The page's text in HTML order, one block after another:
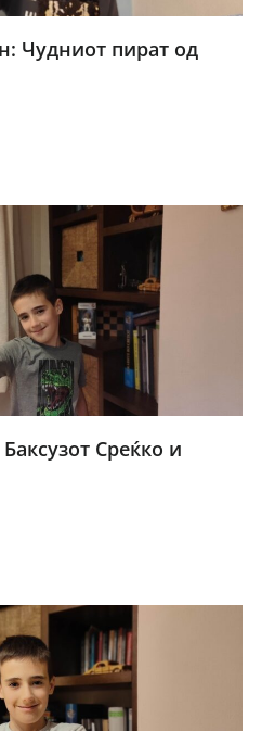
Чудниот пират од
Среќко и